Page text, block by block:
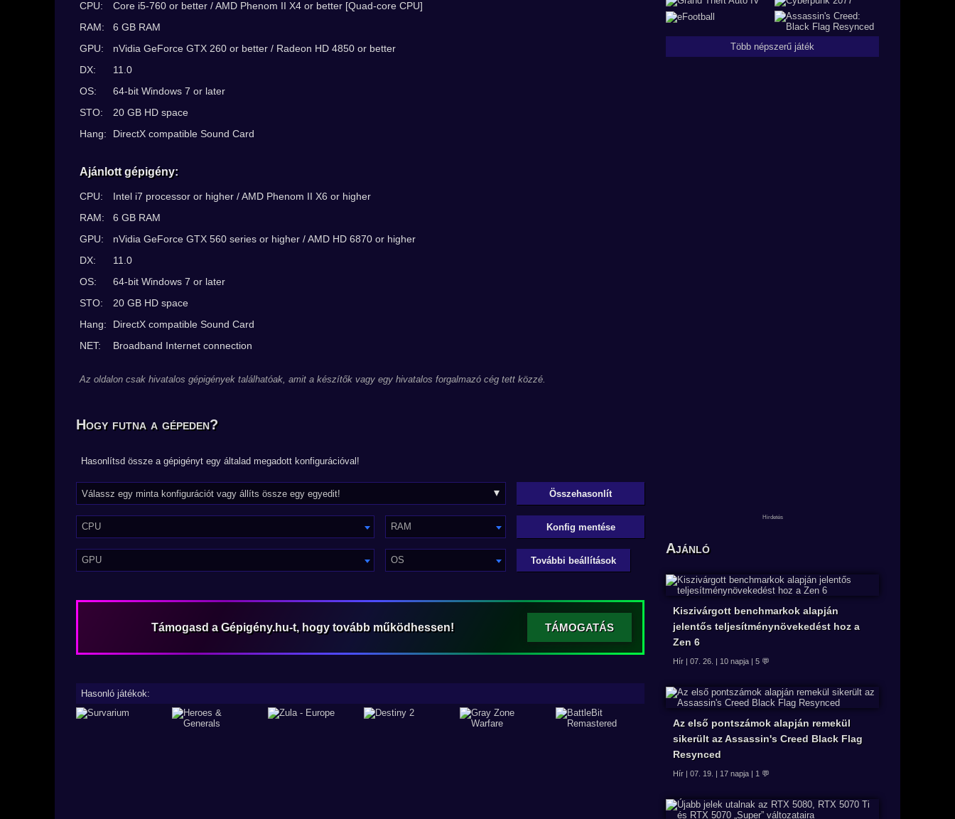
CPU:
Core i5-760 or better / AMD Phenom II X4 or better [Quad-core CPU]
RAM:
6 GB RAM
GPU:
nVidia GeForce GTX 260 or better / Radeon HD 4850 or better
DX:
11.0
OS:
64-bit Windows 7 or later
STO:
20 GB HD space
Hang:
DirectX compatible Sound Card
Ajánlott gépigény:
CPU:
Intel i7 processor or higher / AMD Phenom II X6 or higher
RAM:
6 GB RAM
GPU:
nVidia GeForce GTX 560 series or higher / AMD HD 6870 or higher
DX:
11.0
OS:
64-bit Windows 7 or later
STO:
20 GB HD space
Hang:
DirectX compatible Sound Card
NET:
Broadband Internet connection
Az oldalon csak hivatalos gépigények találhatóak, amit a készítők vagy egy hivatalos forgalmazó cég tett közzé.
Hogy futna a gépeden?
Hasonlítsd össze a gépigényt egy általad megadott konfigurációval!
CPU RAM
GPU OS
Konfig mentése
További beállítások
Támogasd a Gépigény.hu-t, hogy tovább működhessen! TÁMOGATÁS
Hasonló játékok:
Több népszerű játék
Ajánló
Kiszivárgott benchmarkok alapján
jelentős teljesítménynövekedést hoz a
Zen 6
Hír | 07. 26. | 10 napja | 5 💬
Az első pontszámok alapján remekül
sikerült az Assassin's Creed Black Flag
Resynced
Hír | 07. 19. | 17 napja | 1 💬